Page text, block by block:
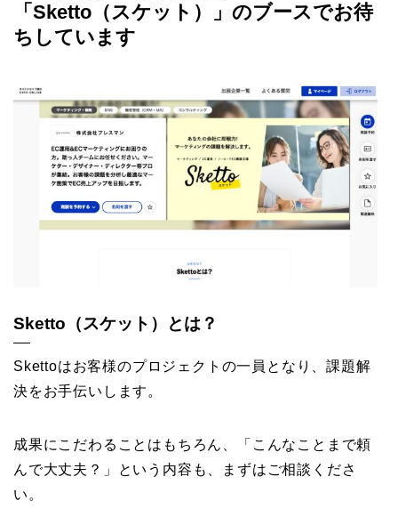
「Sketto（スケット）」のブースでお待
ちしています
Sketto（スケット）とは？
Skettoはお客様のプロジェクトの一員となり、課題解
決をお手伝いします。
成果にこだわることはもちろん、「こんなことまで頼
んで大丈夫？」という内容も、まずはご相談くださ
い。